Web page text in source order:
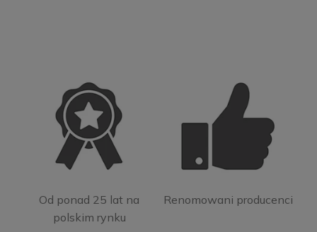
Od ponad 25 lat na
polskim rynku
Renomowani producenci